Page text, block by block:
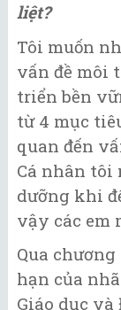
liệt?
Tôi muốn
vấn đề môi
triển bền
từ 4 mục
quan đến
Cá nhân tôi
dưỡng khi
vậy các em
Qua
hạn của
Giáo dục và